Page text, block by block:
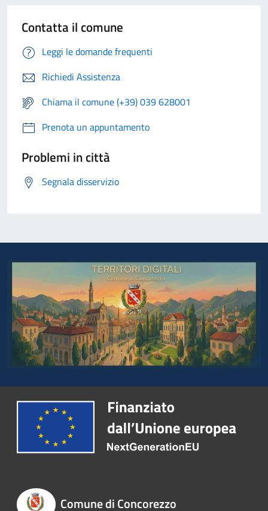
Contatta il comune
Leggi le domande frequenti
Richiedi Assistenza
Chiama il comune (+39) 039 628001
Prenota un appuntamento
Problemi in città
Segnala disservizio
Comune di Concorezzo